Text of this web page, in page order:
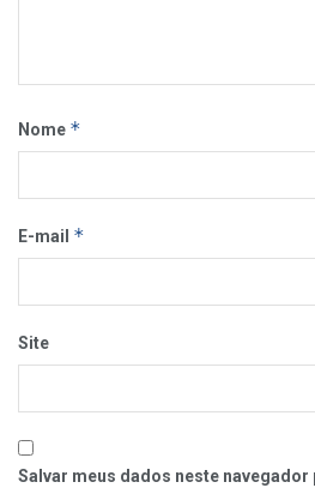
Nome *
E-mail *
Site
Salvar meus dados neste navegador